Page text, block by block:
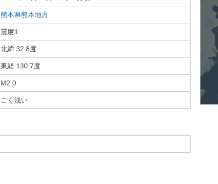
熊本県熊本地方
震度1
北緯 32.8度
東経 130.7度
M2.0
ごく浅い